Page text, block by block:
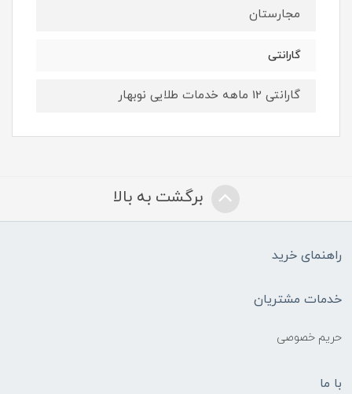
مجارستان
گارانتی
گارانتی 12 ماهه خدمات طلایی نوبهار
برگشت به بالا
راهنمای خرید
خدمات مشتریان
حریم خصوصی
با ما